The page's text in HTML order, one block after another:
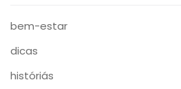
bem-estar
dicas
históriás